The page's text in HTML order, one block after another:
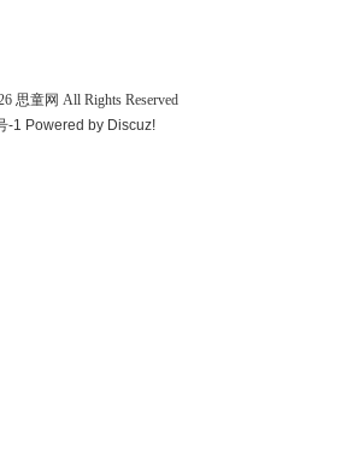
思童网 All Rights Reserved
-1 Powered by Discuz!